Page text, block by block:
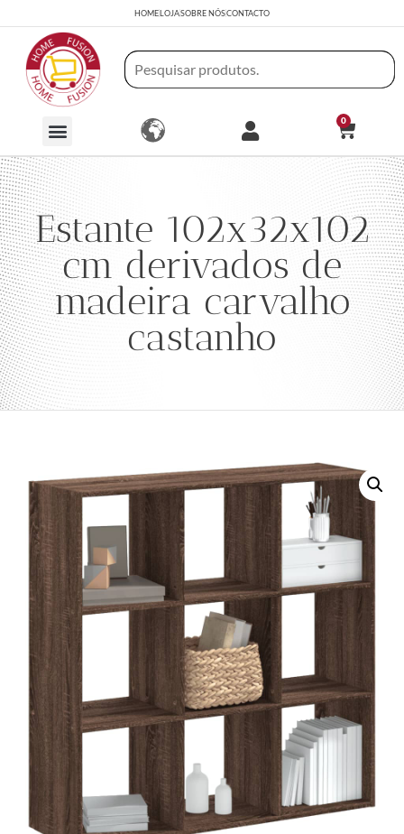
HOMELOJASOBRE NÓSCONTACTO
0
Estante 102x32x102
cm derivados de
madeira carvalho
castanho